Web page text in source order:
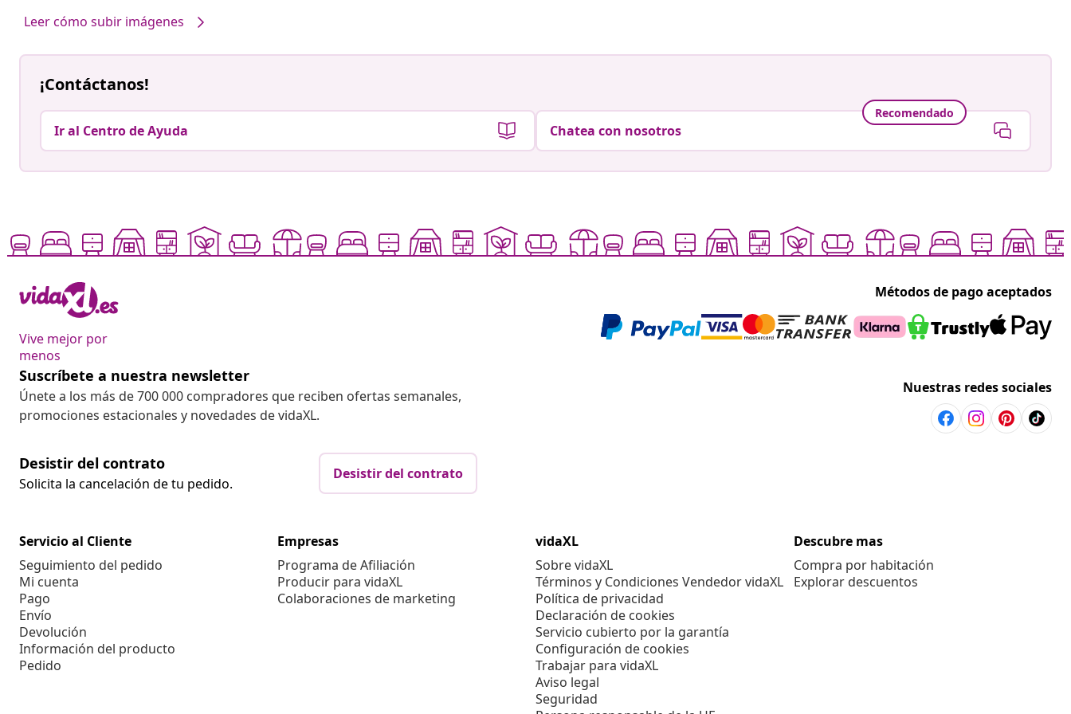
Leer cómo subir imágenes
¡Contáctanos!
Ir al Centro de Ayuda
Recomendado
Chatea con nosotros
Vive mejor por
menos
Métodos de pago aceptados
Suscríbete a nuestra newsletter
Únete a los más de 700 000 compradores que reciben ofertas semanales,
promociones estacionales y novedades de vidaXL.
Nuestras redes sociales
Desistir del contrato
Solicita la cancelación de tu pedido.
Desistir del contrato
Servicio al Cliente
Seguimiento del pedido
Mi cuenta
Pago
Envío
Devolución
Información del producto
Pedido
Empresas
Programa de Afiliación
Producir para vidaXL
Colaboraciones de marketing
vidaXL
Sobre vidaXL
Términos y Condiciones Vendedor vidaXL
Política de privacidad
Declaración de cookies
Servicio cubierto por la garantía
Configuración de cookies
Trabajar para vidaXL
Aviso legal
Seguridad
Descubre mas
Compra por habitación
Explorar descuentos